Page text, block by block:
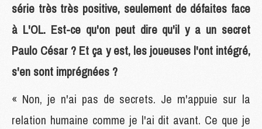
série très très positive, seulement de défaites face
à L'OL. Est-ce qu'on peut dire qu'il y a un secret
Paulo César ? Et ça y est, les joueuses l'ont intégré,
s'en sont imprégnées ?
« Non, je n'ai pas de secrets. Je m'appuie sur la
relation humaine comme je l'ai dit avant. Ce que je